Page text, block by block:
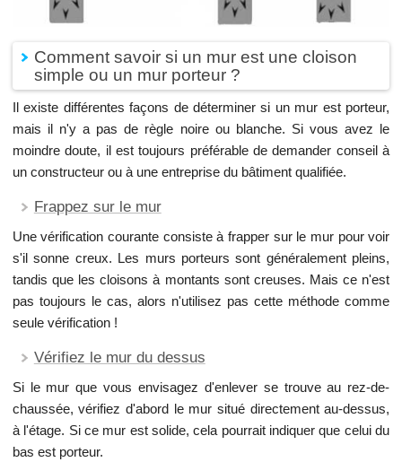
Comment savoir si un mur est une cloison
simple ou un mur porteur ?
Il existe différentes façons de déterminer si un mur est porteur,
mais il n'y a pas de règle noire ou blanche. Si vous avez le
moindre doute, il est toujours préférable de demander conseil à
un constructeur ou à une entreprise du bâtiment qualifiée.
Frappez sur le mur
Une vérification courante consiste à frapper sur le mur pour voir
s'il sonne creux. Les murs porteurs sont généralement pleins,
tandis que les cloisons à montants sont creuses. Mais ce n'est
pas toujours le cas, alors n'utilisez pas cette méthode comme
seule vérification !
Vérifiez le mur du dessus
Si le mur que vous envisagez d'enlever se trouve au rez-de-
chaussée, vérifiez d'abord le mur situé directement au-dessus,
à l'étage. Si ce mur est solide, cela pourrait indiquer que celui du
bas est porteur.